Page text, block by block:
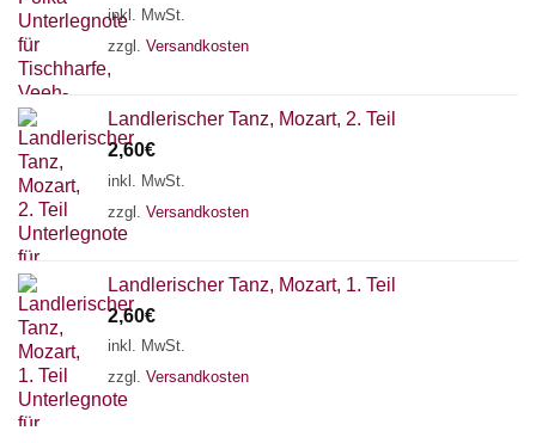
inkl. MwSt.
zzgl. Versandkosten
Landlerischer Tanz, Mozart, 2. Teil
2,60€
inkl. MwSt.
zzgl. Versandkosten
Landlerischer Tanz, Mozart, 1. Teil
2,60€
inkl. MwSt.
zzgl. Versandkosten